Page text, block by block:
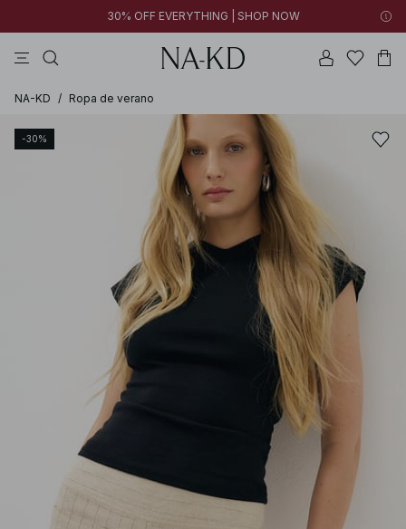
30% OFF EVERYTHING | SHOP NOW
NA-KD / Ropa de verano
-30%